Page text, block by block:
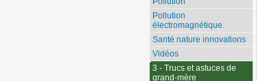
Pollution
électromagnétique.
Santé nature innovations
Vidéos
3 - Trucs et astuces de
grand-mère